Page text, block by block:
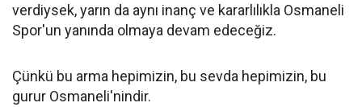
verdiysek, yarın da aynı inanç ve kararlılıkla Osmaneli
Spor'un yanında olmaya devam edeceğiz.
Çünkü bu arma hepimizin, bu sevda hepimizin, bu
gurur Osmaneli'nindir.